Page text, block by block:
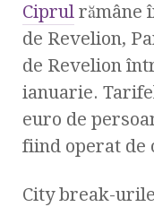
Ciprul rămâne
de Revelion,
de Revelion
ianuarie.
euro de
fiind operat de
City break-